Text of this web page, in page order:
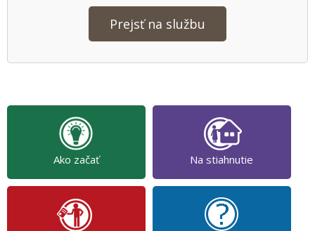
Prejsť na službu
Ako začať Na stiahnutie